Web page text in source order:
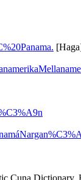
Cuna Dictionary.